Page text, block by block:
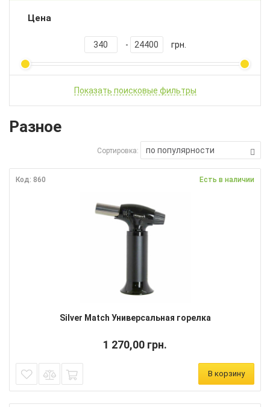
Цена
- грн.
Показать поисковые фильтры
Разное
Сортировка: по популярности
Код: 860 Есть в наличии
Silver Match Универсальная горелка
1 270,00 грн.
В корзину